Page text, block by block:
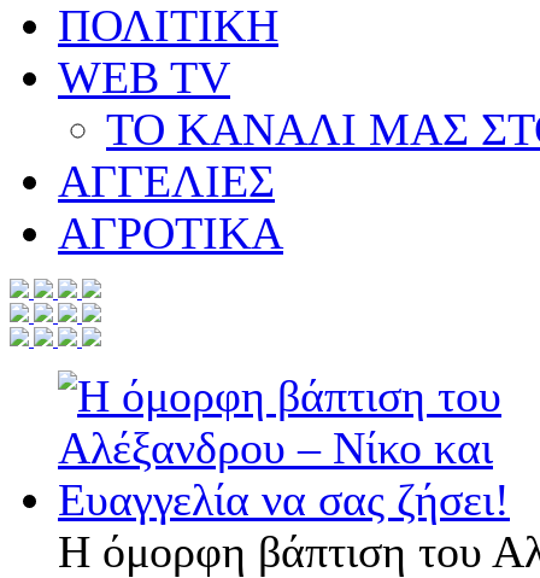
ΠΟΛΙΤΙΚΗ
WEB TV
ΤΟ ΚΑΝΑΛΙ ΜΑΣ
ΑΓΓΕΛΙΕΣ
ΑΓΡΟΤΙΚΑ
Η όμορφη βάπτιση του